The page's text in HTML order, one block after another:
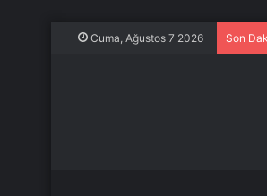
Cuma, Ağustos 7 2026 Son